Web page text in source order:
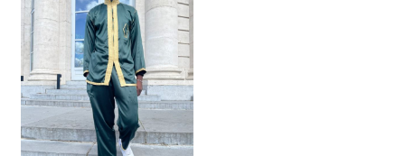
a
plusieurs
variations.
Les
options
peuvent
être
choisies